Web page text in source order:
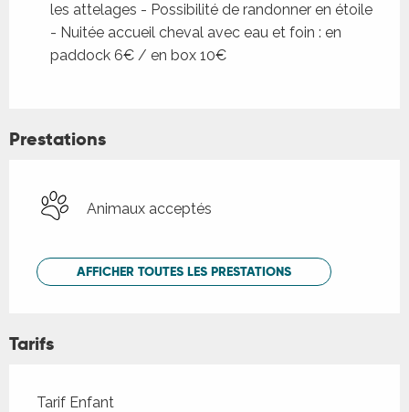
les attelages - Possibilité de randonner en étoile
- Nuitée accueil cheval avec eau et foin : en
paddock 6€ / en box 10€
Prestations
Animaux acceptés
AFFICHER TOUTES LES PRESTATIONS
Tarifs
Tarifs 2026
Tarif Enfant